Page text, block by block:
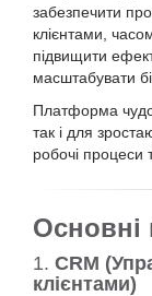
забезпечити
клієнтами,
підвищити
масштабувати
Платформа
так і для
робочі процеси
Основні
1. CRM
клієнтами)